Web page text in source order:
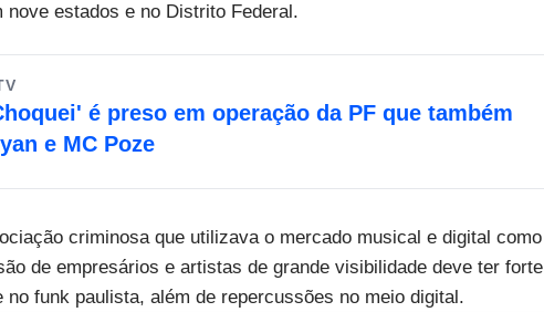
estados e no Distrito Federal.
é preso em operação da PF que também
e MC Poze
criminosa que utilizava o mercado musical e digital como
de empresários e artistas de grande visibilidade deve ter forte
funk paulista, além de repercussões no meio digital.